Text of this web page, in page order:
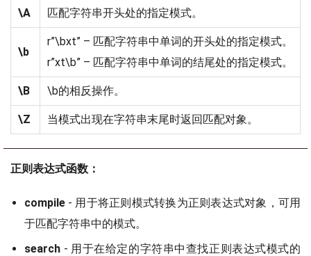
\A 匹配字符串开头处的指定模式。
\b
r”\bxt” – 匹配字符串中单词的开头处的指定模式。
r”xt\b” – 匹配字符串中单词的结尾处的指定模式。
\B \b的相反操作。
\Z 当模式出现在字符串末尾时返回匹配对象。
正则表达式函数：
compile - 用于将正则模式转换为正则表达式对象，可用
于匹配字符串中的模式。
search - 用于在给定的字符串中查找正则表达式模式的